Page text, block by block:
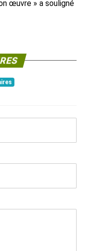
œuvre » a souligné